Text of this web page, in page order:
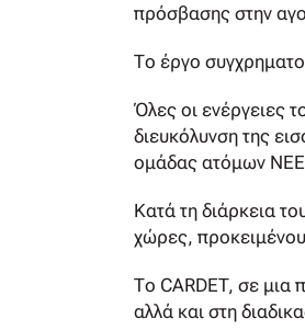
πρόσβασης στην
Το έργο
Όλες οι ενέργειες
διευκόλυνση της
ομάδας ατόμων
Κατά τη διάρκεια
χώρες,
Το CARDET, σε μια
αλλά και στη